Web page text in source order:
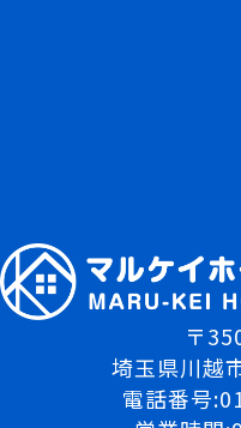
〒
埼玉県川越
電話番号